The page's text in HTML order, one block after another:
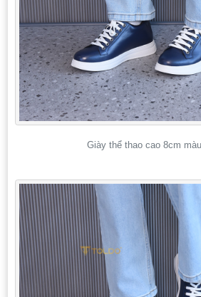
Giày thể thao cao 8cm